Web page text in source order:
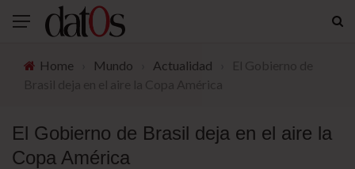
Home Mundo Actualidad
El Gobierno de Brasil deja en el aire la
Copa América